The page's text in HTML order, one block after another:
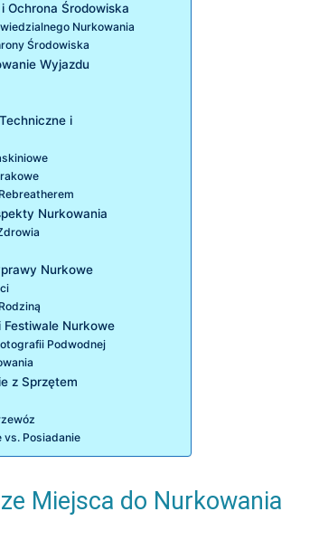
Ochrona Środowiska
Nurkowania
Środowiska
Wyjazdu
i
Nurkowania
Nurkowe
Festiwale Nurkowe
Podwodnej
z Sprzętem
vs. Posiadanie
Miejsca do Nurkowania